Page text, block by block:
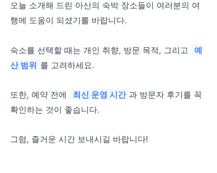
오늘 소개해 드린 아산의 숙박 장소들이 여러분의 여
행에 도움이 되셨기를 바랍니다.
숙소를 선택할 때는 개인 취향, 방문 목적, 그리고
예
산 범위 를 고려하세요.
또한, 예약 전에 최신 운영 시간 과 방문자 후기를 꼭
확인하는 것이 좋습니다.
그럼, 즐거운 시간 보내시길 바랍니다!